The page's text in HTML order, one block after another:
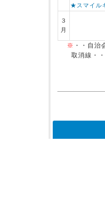
★スマイル
３
月
※ ・・自
取消線・・